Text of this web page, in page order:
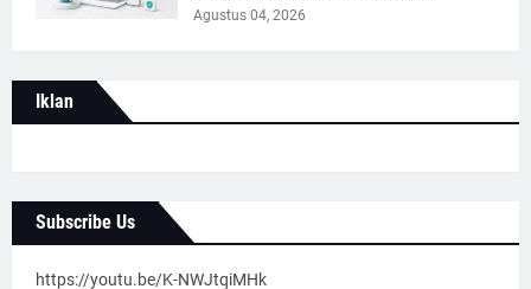
Agustus 04, 2026
Iklan
Subscribe Us
https://youtu.be/K-NWJtqiMHk